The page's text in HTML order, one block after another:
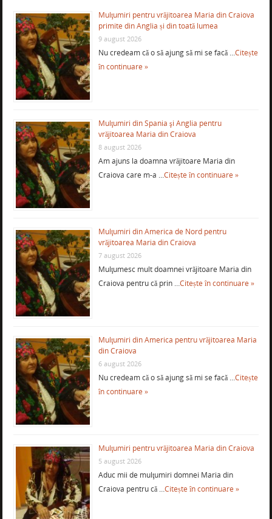
Mulţumiri pentru vrăjitoarea Maria din Craiova
primite din Anglia și din toată lumea
9 august 2026
Nu credeam că o să ajung să mi se facă …Citește
în continuare »
Mulţumiri din Spania şi Anglia pentru
vrăjitoarea Maria din Craiova
8 august 2026
Am ajuns la doamna vrăjitoare Maria din
Craiova care m-a …Citește în continuare »
Mulţumiri din America de Nord pentru
vrăjitoarea Maria din Craiova
7 august 2026
Mulţumesc mult doamnei vrăjitoare Maria din
Craiova pentru că prin …Citește în continuare »
Mulţumiri din America pentru vrăjitoarea Maria
din Craiova
6 august 2026
Nu credeam că o să ajung să mi se facă …Citește
în continuare »
Mulţumiri pentru vrăjitoarea Maria din Craiova
5 august 2026
Aduc mii de mulţumiri domnei Maria din
Craiova pentru că …Citește în continuare »